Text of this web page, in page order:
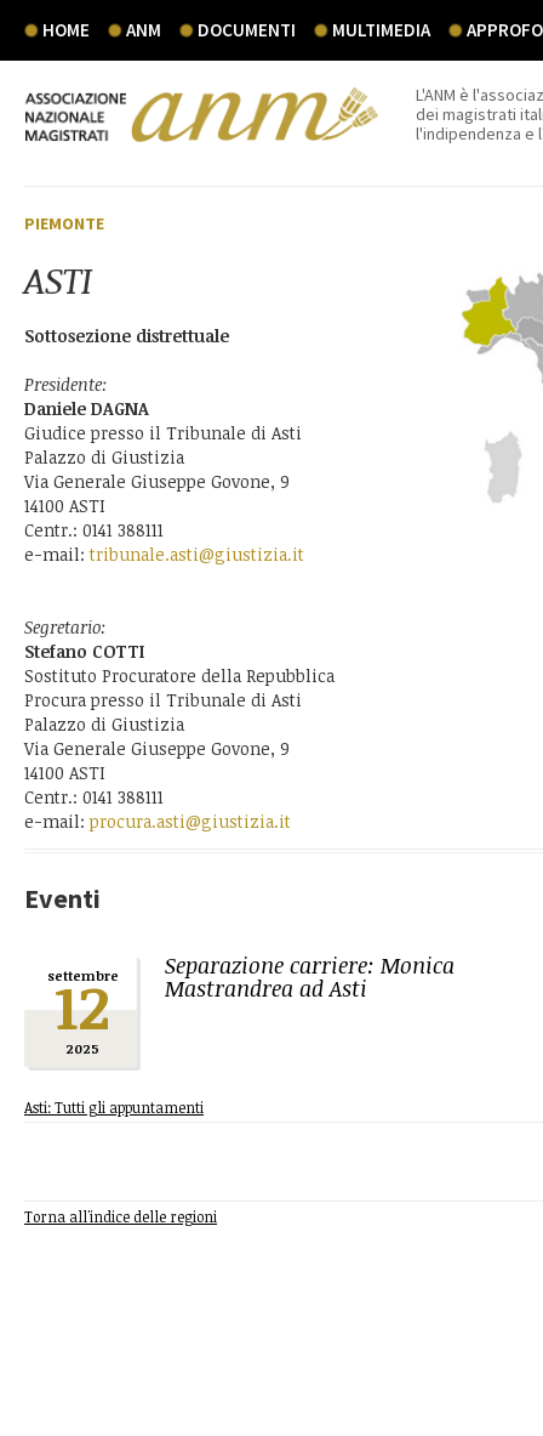
HOME ANM DOCUMENTI MULTIMEDIA
L'ANM è
dei magistrati
l'indipendenza e
PIEMONTE
ASTI
Sottosezione distrettuale
Presidente:
Daniele DAGNA
Giudice presso il Tribunale di Asti
Palazzo di Giustizia
Via Generale Giuseppe Govone, 9
14100 ASTI
Centr.: 0141 388111
e-mail:tribunale.asti@giustizia.it
Segretario:
Stefano COTTI
Sostituto Procuratore della Repubblica
Procura presso il Tribunale di Asti
Palazzo di Giustizia
Via Generale Giuseppe Govone, 9
14100 ASTI
Centr.: 0141 388111
e-mail:procura.asti@giustizia.it
Eventi
settembre
12
2025
Separazione carriere: Monica
Mastrandrea ad Asti
Asti: Tutti gli appuntamenti
Torna all'indice delle regioni